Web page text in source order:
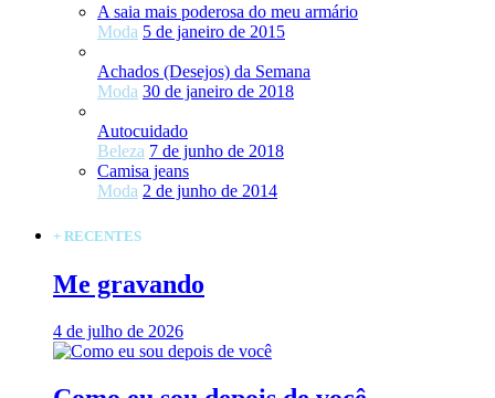
A saia mais poderosa do meu armário
Moda 5 de janeiro de 2015
Achados (Desejos) da Semana
Moda 30 de janeiro de 2018
Autocuidado
Beleza 7 de junho de 2018
Camisa jeans
Moda 2 de junho de 2014
+ RECENTES
Me gravando
4 de julho de 2026